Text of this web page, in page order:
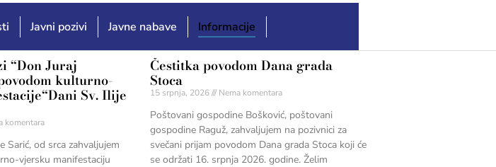
Javni pozivi Javne nabave Informacije
“Don Juraj
kulturno-
Sv. Ilije
komentara
Sarić, od srca zahvaljujem
vjersku manifestaciju
Čestitka povodom Dana grada
Stoca
15 srpnja, 2026 Nema komentara
Poštovani gospodine Bošković, poštovani
gospodine Raguž, zahvaljujem na pozivnici za
svečani prijam povodom Dana grada Stoca koji će
se održati 16. srpnja 2026. godine. Želim